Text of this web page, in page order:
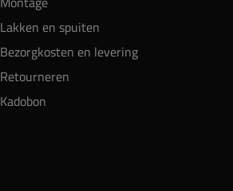
Lakken en spuiten
Bezorgkosten en levering
Retourneren
Kadobon